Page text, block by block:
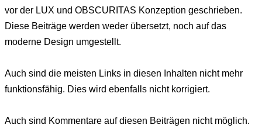
vor der LUX und OBSCURITAS Konzeption geschrieben.
Diese Beiträge werden weder übersetzt, noch auf das
moderne Design umgestellt.
Auch sind die meisten Links in diesen Inhalten nicht mehr
funktionsfähig. Dies wird ebenfalls nicht korrigiert.
Auch sind Kommentare auf diesen Beiträgen nicht möglich.